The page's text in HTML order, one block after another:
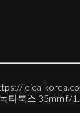
leica-
티룩스 35mm f/